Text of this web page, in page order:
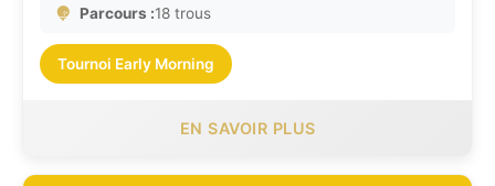
Parcours :18 trous
Tournoi Early Morning
EN SAVOIR PLUS